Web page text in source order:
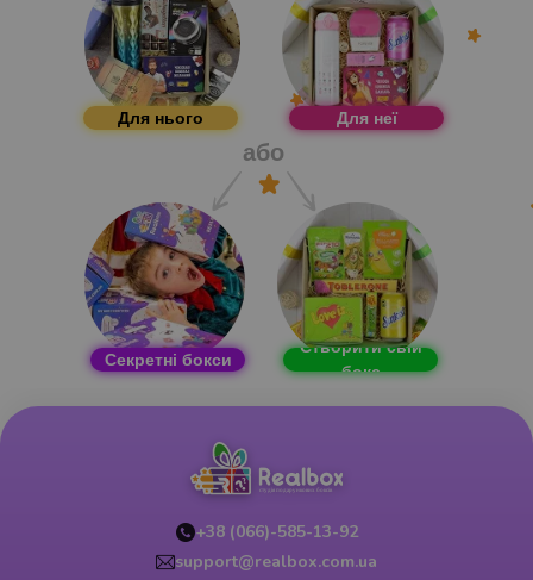
Для нього Для неї
або
Секретні бокси
Створити свій
бокс
+38 (066)-585-13-92
support@realbox.com.ua